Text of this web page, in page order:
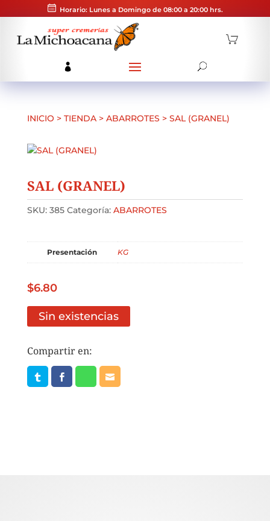
Horario: Lunes a Domingo de 08:00 a 20:00 hrs.
INICIO > TIENDA> ABARROTES > SAL (GRANEL)
SAL (GRANEL)
SKU: 385 Categoría: ABARROTES
Presentación KG
$6.80
Sin existencias
Compartir en: